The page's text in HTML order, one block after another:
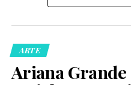
acudieron al domicilio tras
preocupadas por el
Posteriormente, las
ARTE
Ariana Grande